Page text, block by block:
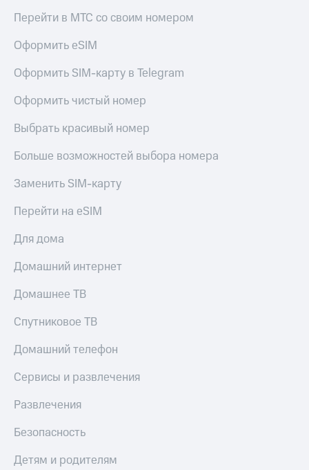
Перейти в МТС со своим номером
Оформить eSIM
Оформить SIM-карту в Telegram
Оформить чистый номер
Выбрать красивый номер
Больше возможностей выбора номера
Заменить SIM-карту
Перейти на eSIM
Для дома
Домашний интернет
Домашнее ТВ
Спутниковое ТВ
Домашний телефон
Сервисы и развлечения
Развлечения
Безопасность
Детям и родителям